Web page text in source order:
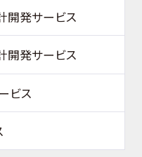
開発サービス
開発サービス
ビス